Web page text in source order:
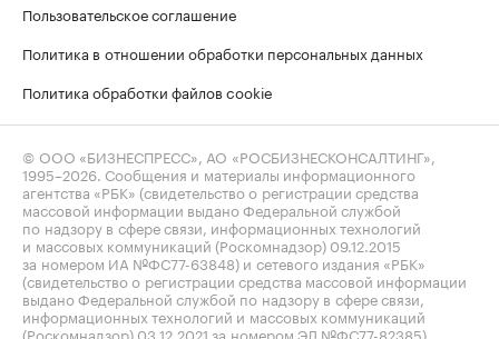
Пользовательское соглашение
Политика в отношении обработки персональных данных
Политика обработки файлов cookie
© ООО «БИЗНЕСПРЕСС», АО «РОСБИЗНЕСКОНСАЛТИНГ»,
1995–2026 . Сообщения и материалы информационного
агентства «РБК» (свидетельство о регистрации средства
массовой информации выдано Федеральной службой
по надзору в сфере связи, информационных технологий
и массовых коммуникаций (Роскомнадзор) 09.12.2015
за номером ИА №ФС77-63848) и сетевого издания «РБК»
(свидетельство о регистрации средства массовой информации
выдано Федеральной службой по надзору в сфере связи,
информационных технологий и массовых коммуникаций
(Роскомнадзор) 03.12.2021 за номером ЭЛ №ФС77-82385)